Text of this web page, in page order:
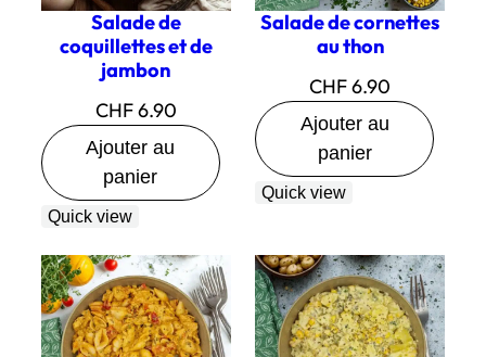
Salade de
coquillettes et de
jambon
CHF6.90
Ajouter au
panier
Quick view
Salade de cornettes
au thon
CHF6.90
Ajouter au
panier
Quick view